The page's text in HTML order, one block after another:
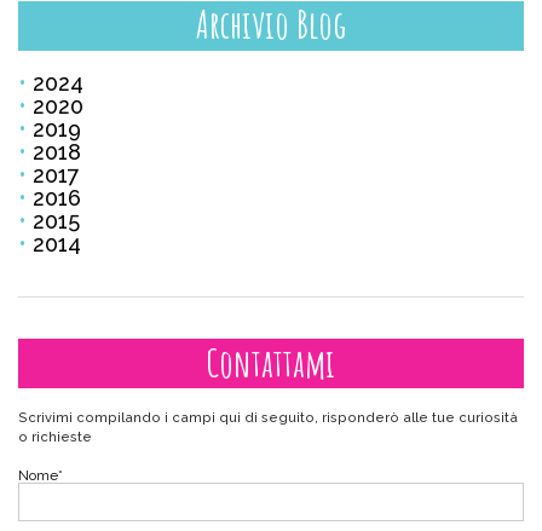
Archivio Blog
2024
2020
2019
2018
2017
2016
2015
2014
Contattami
Scrivimi compilando i campi qui di seguito, risponderò alle tue curiosità
o richieste
Nome*